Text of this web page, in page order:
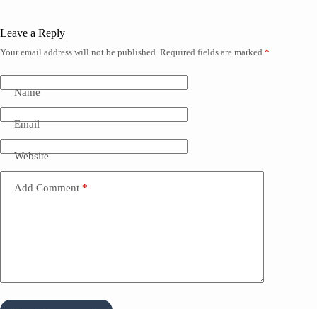
Leave a Reply
Your email address will not be published. Required fields are marked *
Name
Email
Website
Add Comment *